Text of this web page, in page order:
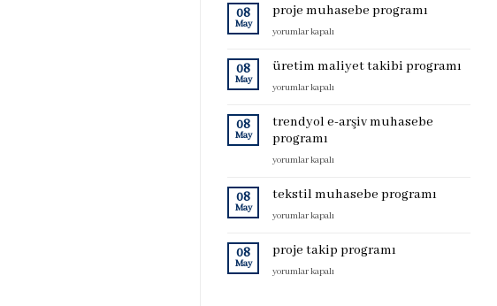
08
May
proje muhasebe programı
proje
programı
yorumlar kapalı
08
May
üretim maliyet takibi programı
üretim
takibi
için
yorumlar kapalı
08
May
trendyol e-arşiv muhasebe
programı
trendyol
arşiv
programı
yorumlar kapalı
08
May
tekstil muhasebe programı
tekstil
programı
yorumlar kapalı
08
May
proje takip programı
proje
yorumlar kapalı